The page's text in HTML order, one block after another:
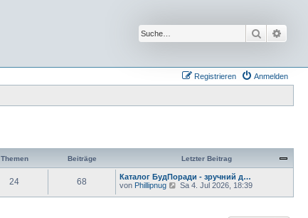
Suche
Anmelden
Registrieren
Themen Beiträge Letzter Beitrag
24 68
Каталог БудПоради - зручний д…
von Phillipnug
N
Sa 4. Jul 2026, 18:39